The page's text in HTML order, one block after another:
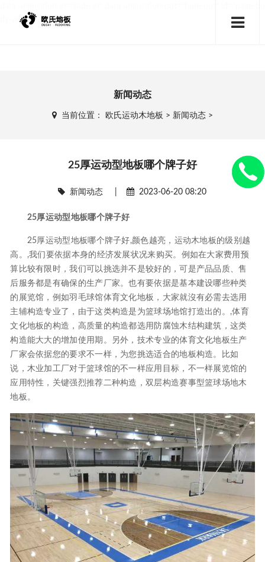
dy-wrap">
新闻动态
当前位置： 欧氏运动木地板 > 新闻动态 >
25厚运动型地板哪个牌子好
新闻动态 2023-06-20 08:20
25厚运动型地板哪个牌子好
25厚运动型地板哪个牌子好,颜色越亮，运动木地板的级别越
高。,我们要依据本身的经济发展状况来购买。例如在大家费用预
算比较有限时，我们可以挑选并不是较好的，可是产品品质、售
后服务都是有确保的生产厂家。也有要依据是基本建设哪些种类
的展览馆，例如羽毛球馆体育文化地板，大家就沒有必需去选用
主辅构造专业了，由于这类构造是为篮球场地馆打造出的。,体育
文化地板的构造，高质量的构造都选用防腐蚀木结构建筑，这类
构造能大大的增加使用期。另外，技术专业的体育文化地板生产
厂家会依据您的要求不一样，为您挑选适合的地板构造。比如
说，木业加工厂对于篮球馆的不一样应用目标，不一样展览馆的
应用特性，关键强烈推荐二种构造，双层构造赛事型篮球场地木
地板。